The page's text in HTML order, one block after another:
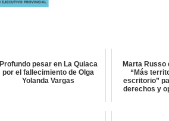
Profundo pesar en La Quiaca
por el fallecimiento de Olga
Yolanda Vargas
Marta Russo
“Más
escritorio”
derechos y